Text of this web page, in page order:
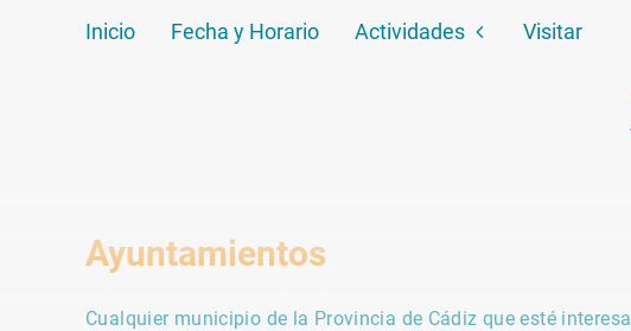
Inicio Fecha y Horario Actividades Visitar
Ayuntamientos
Cualquier municipio de la Provincia de Cádiz que esté